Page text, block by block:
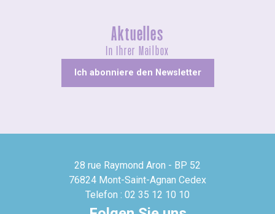
Aktuelles
In Ihrer Mailbox
Ich abonniere den Newsletter
28 rue Raymond Aron - BP 52
76824 Mont-Saint-Agnan Cedex
Telefon : 02 35 12 10 10